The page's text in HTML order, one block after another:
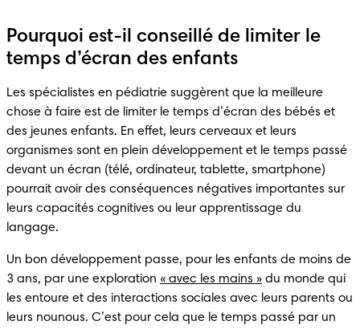
Pourquoi est-il conseillé de limiter le
temps d’écran des enfants
Les spécialistes en pédiatrie suggèrent que la meilleure
chose à faire est de limiter le temps d’écran des bébés et
des jeunes enfants. En effet, leurs cerveaux et leurs
organismes sont en plein développement et le temps passé
devant un écran (télé, ordinateur, tablette, smartphone)
pourrait avoir des conséquences négatives importantes sur
leurs capacités cognitives ou leur apprentissage du
langage.
Un bon développement passe, pour les enfants de moins de
3 ans, par une exploration « avec les mains » du monde qui
les entoure et des interactions sociales avec leurs parents ou
leurs nounous. C’est pour cela que le temps passé par un